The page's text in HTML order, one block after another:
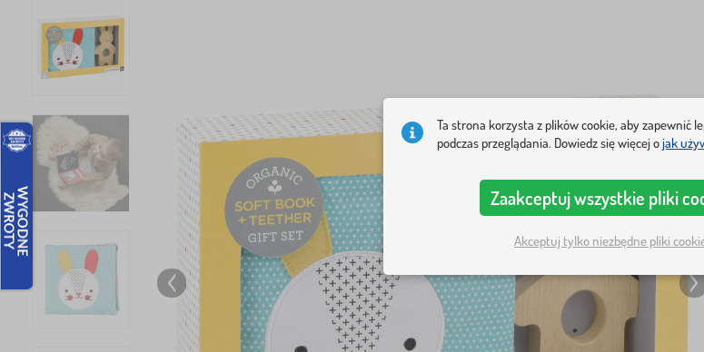
Ta strona korzysta z plików cookie, aby zapewnić
podczas przeglądania. Dowiedz się więcej ojak
Zaakceptuj wszystkie pliki
Akceptuj tylko niezbędne pliki